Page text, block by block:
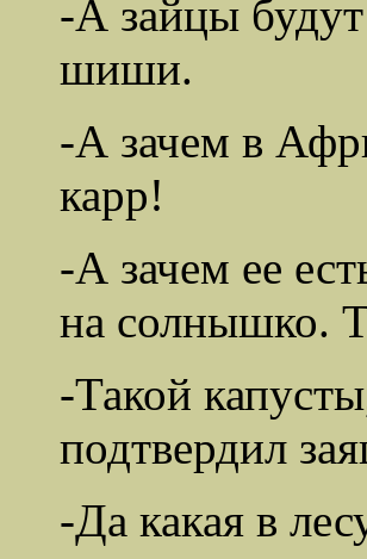
-А зайцы
шиши.
-А зачем в
карр!
-А зачем ее
на солнышко.
-Такой
подтвердил
-Да какая в